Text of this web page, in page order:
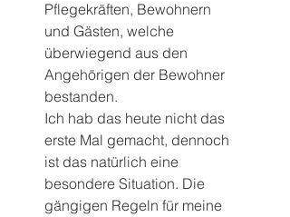
Pflegekräften, Bewohnern
und Gästen, welche
überwiegend aus den
Angehörigen der Bewohner
bestanden.
Ich hab das heute nicht das
erste Mal gemacht, dennoch
ist das natürlich eine
besondere Situation. Die
gängigen Regeln für meine